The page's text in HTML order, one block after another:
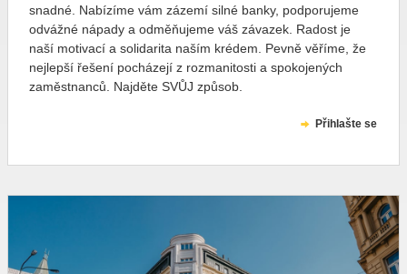
snadné. Nabízíme vám zázemí silné banky, podporujeme
odvážné nápady a odměňujeme váš závazek. Radost je
naší motivací a solidarita naším krédem. Pevně věříme, že
nejlepší řešení pocházejí z rozmanitosti a spokojených
zaměstnanců. Najděte SVŮJ způsob.
Přihlašte se